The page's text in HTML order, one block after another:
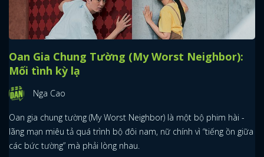
Oan Gia Chung Tường (My Worst Neighbor):
Mối tình kỳ lạ
Nga Cao
Oan gia chung tường (My Worst Neighbor) là một bộ phim hài -
lãng mạn miêu tả quá trình bộ đôi nam, nữ chính vì “tiếng ồn giữa
các bức tường” mà phải lòng nhau.